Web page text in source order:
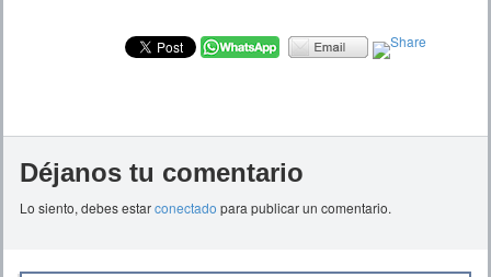
Déjanos tu comentario
Lo siento, debes estarconectado para publicar un comentario.